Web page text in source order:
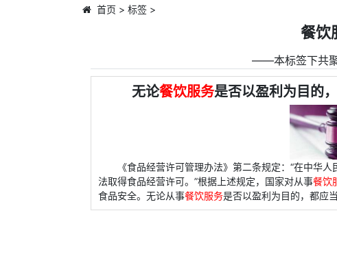
首页 > 标签>
餐饮
――本标签下共
无论餐饮服务是否以盈利为目的
《食品经营许可管理办法》第二条规定：“在中华
法取得食品经营许可。”根据上述规定，国家对从事餐饮
食品安全。无论从事餐饮服务是否以盈利为目的，都应